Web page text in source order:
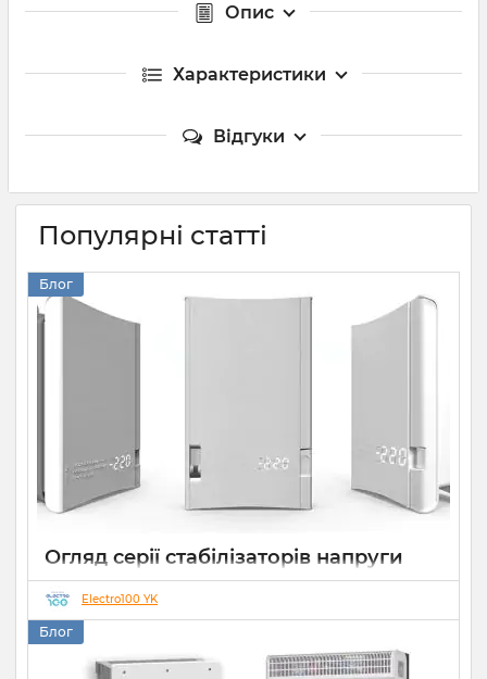
Опис
Характеристики
Відгуки
Популярні статті
Блог
Огляд серії стабілізаторів напруги
Елекс АНТС: більше ніж просто
захист
22 07 2026
Electro100 YK
Блог